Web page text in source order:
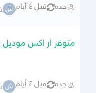
جده قبل ٤ أيام ش
متوفر ار اكس موديل 2026
جده قبل ٤ أيام ش